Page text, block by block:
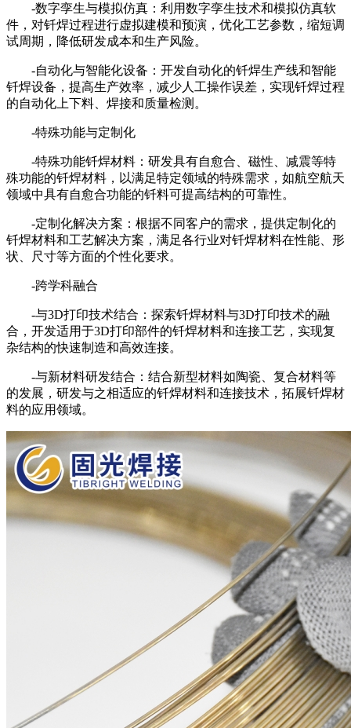
-数字孪生与模拟仿真：利用数字孪生技术和模拟仿真软
件，对钎焊过程进行虚拟建模和预演，优化工艺参数，缩短调
试周期，降低研发成本和生产风险。
-自动化与智能化设备：开发自动化的钎焊生产线和智能
钎焊设备，提高生产效率，减少人工操作误差，实现钎焊过程
的自动化上下料、焊接和质量检测。
-特殊功能与定制化
-特殊功能钎焊材料：研发具有自愈合、磁性、减震等特
殊功能的钎焊材料，以满足特定领域的特殊需求，如航空航天
领域中具有自愈合功能的钎料可提高结构的可靠性。
-定制化解决方案：根据不同客户的需求，提供定制化的
钎焊材料和工艺解决方案，满足各行业对钎焊材料在性能、形
状、尺寸等方面的个性化要求。
-跨学科融合
-与3D打印技术结合：探索钎焊材料与3D打印技术的融
合，开发适用于3D打印部件的钎焊材料和连接工艺，实现复
杂结构的快速制造和高效连接。
-与新材料研发结合：结合新型材料如陶瓷、复合材料等
的发展，研发与之相适应的钎焊材料和连接技术，拓展钎焊材
料的应用领域。